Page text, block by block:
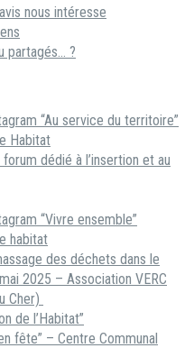
nous intéresse
partagés… ?
“Au service du territoire”
Habitat
dédié à l’insertion et au
“Vivre ensemble”
habitat
des déchets dans le
2025 – Association VERC
Cher)
de l’Habitat”
fête” – Centre Communal